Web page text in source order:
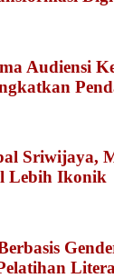
Audiensi
Sriwijaya,
Lebih Ikonik